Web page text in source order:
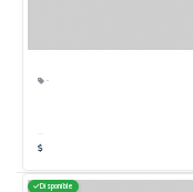
·
Disponible